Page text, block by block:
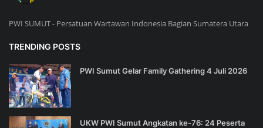
PWI SUMUT - Persatuan Wartawan Indonesia Bagian Sumatera Utara
TRENDING POSTS
PWI Sumut Gelar Family Gathering 4 Juli 2026
UKW PWI Sumut Angkatan ke-76: 24 Peserta